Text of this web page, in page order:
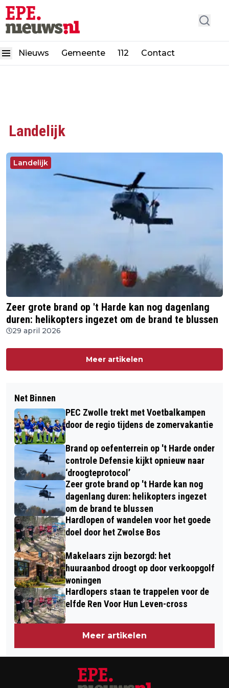
Nieuws Gemeente 112 Contact
Landelijk
Landelijk
Zeer grote brand op 't Harde kan nog dagenlang
duren: helikopters ingezet om de brand te blussen
29 april 2026
Meer artikelen
Net Binnen
PEC Zwolle trekt met Voetbalkampen
door de regio tijdens de zomervakantie
Brand op oefenterrein op 't Harde onder
controle Defensie kijkt opnieuw naar
‘droogteprotocol’
Zeer grote brand op 't Harde kan nog
dagenlang duren: helikopters ingezet
om de brand te blussen
Hardlopen of wandelen voor het goede
doel door het Zwolse Bos
Makelaars zijn bezorgd: het
huuraanbod droogt op door verkoopgolf
woningen
Hardlopers staan te trappelen voor de
elfde Ren Voor Hun Leven-cross
Meer artikelen